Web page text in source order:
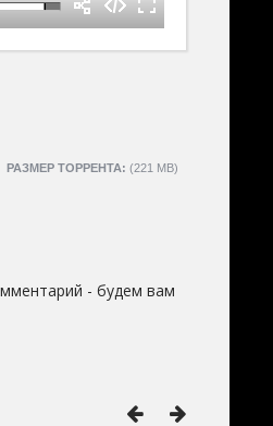
РАЗМЕР ТОРРЕНТА: (221 MB)
- будем вам